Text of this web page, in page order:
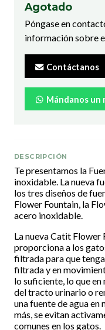
Agotado
Póngase en
información sobre
Contáctanos
Mándanos un
DESCRIPCIÓN
Te presentamos la
inoxidable. La nueva
los tres diseños de
Flower Fountain, la
acero inoxidable.
La nueva Catit Flower
proporciona a los
filtrada para que
filtrada y en
lo suficiente, lo que
del tracto urinario o
una fuente de agua
más, se evitan
comunes en los gatos.